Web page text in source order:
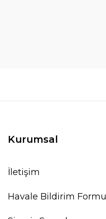
Kurumsal
İletişim
Havale Bildirim Formu